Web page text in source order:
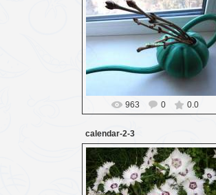
16.03.2016
Probozd
963 0 0.0
calendar-2-3
16.03.2016